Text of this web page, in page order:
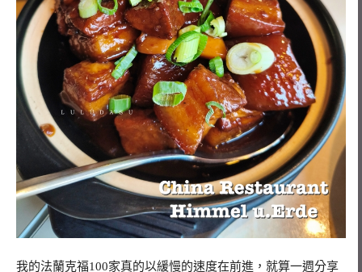
我的法蘭克福100家真的以緩慢的速度在前進，就算一週分享